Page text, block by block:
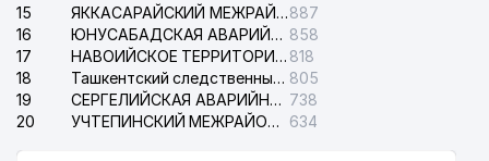
15
ЯККАСАРАЙСКИЙ МЕЖРАЙОННЫЙ СУД ПО ГРАЖДАНСКИМ ДЕЛАМ887
16
ЮНУСАБАДСКАЯ АВАРИЙНАЯ СЛУЖБА ЭЛЕКТРОСЕТИ 858
17
НАВОИЙСКОЕ ТЕРРИТОРИАЛЬНОЕ ПРЕДПРИЯТИЕ ЭЛЕКТРОСЕТИ АО 818
18
Ташкентский следственный изолятор 805
19
СЕРГЕЛИЙСКАЯ АВАРИЙНАЯ СЛУЖБА ЭЛЕКТРОСЕТИ 738
20
УЧТЕПИНСКИЙ МЕЖРАЙОННЫЙ СУД ПО ГРАЖДАНСКИМ ДЕЛАМ 634